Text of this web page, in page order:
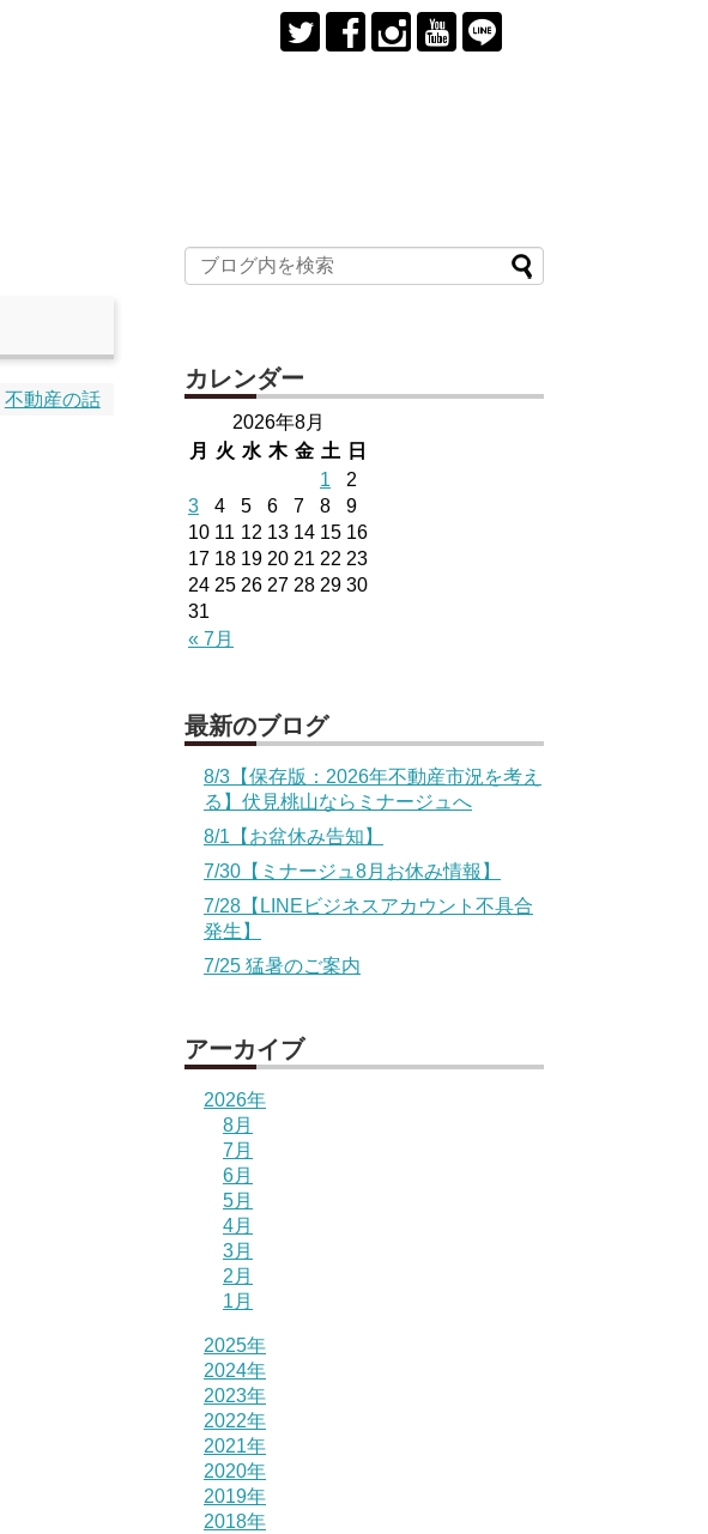
不動産の話
カレンダー
2026年8月
月
火 水 木 金 土 日
« 7月
1
2
3
4 5 6 7 8
9
10 11 12 13 14 15 16
17 18 19 20 21 22 23
24 25 26 27 28 29 30
31
最新のブログ
8/3【保存版：2026年不動産市況を考え
る】伏見桃山ならミナージュへ
8/1【お盆休み告知】
7/30【ミナージュ8月お休み情報】
7/28【LINEビジネスアカウント不具合
発生】
7/25 猛暑のご案内
アーカイブ
2026年
8月
7月
6月
5月
4月
3月
2月
1月
2025年
2024年
2023年
2022年
2021年
2020年
2019年
2018年